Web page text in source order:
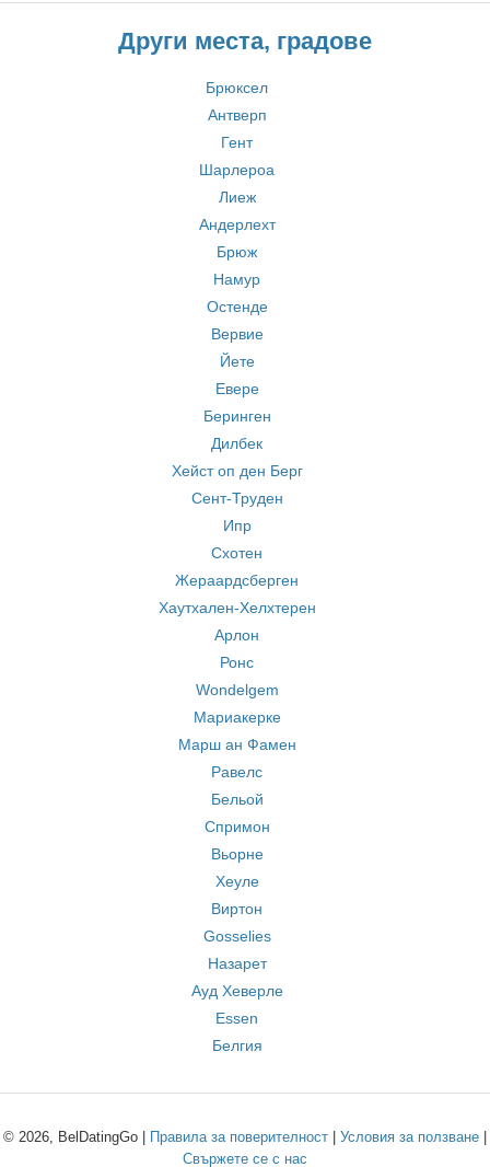
Други места, градове
Брюксел
Антверп
Гент
Шарлероа
Лиеж
Андерлехт
Брюж
Намур
Остенде
Вервие
Йете
Евере
Беринген
Дилбек
Хейст оп ден Берг
Сент-Труден
Ипр
Схотен
Жераардсберген
Хаутхален-Хелхтерен
Арлон
Ронс
Wondelgem
Мариакерке
Марш ан Фамен
Равелс
Бельой
Спримон
Вьорне
Хеуле
Виртон
Gosselies
Назарет
Ауд Хеверле
Essen
Белгия
© 2026, BelDatingGo | Правила за поверителност Условия за ползване
Свържете се с нас